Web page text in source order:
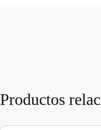
Productos